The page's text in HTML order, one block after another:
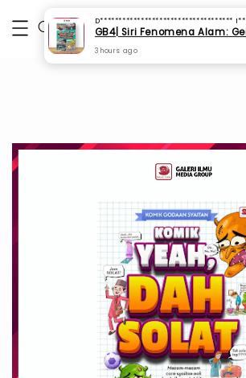
D************************************ I**
3 hours ago